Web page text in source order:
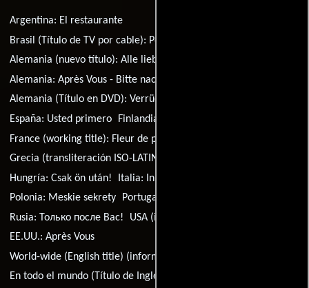
Argentina: El restaurante
Brasil (Título de TV por cable): Por Gentileza
Alemania (nuevo título):Alle lieben Blanche
Alemania:Après Vous - Bitte nach Ihnen
Alemania (Título en DVD):Verrückt nach ihr
España: Usted primero Finlandia:
France (working title): Fleur de peau
Grecia (transliteración ISO-LATIN-1):
Hungría:Csak ön után! Italia:
In amore c'è posto per tutti
Polonia: Meskie sekrety Portugal:
Rusia: Только после Вас! USA (informal literal title):
EE.UU.:Après Vous
World-wide (English title) (informal literal title):
En todo el mundo (Título de Inglés):